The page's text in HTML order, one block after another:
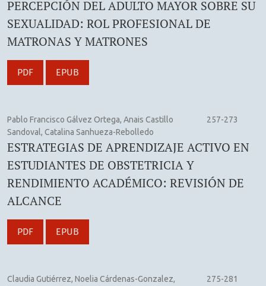
PERCEPCIÓN DEL ADULTO MAYOR SOBRE SU
SEXUALIDAD: ROL PROFESIONAL DE
MATRONAS Y MATRONES
PDF EPUB
Pablo Francisco Gálvez Ortega, Anais Castillo
Sandoval, Catalina Sanhueza-Rebolledo
257-273
ESTRATEGIAS DE APRENDIZAJE ACTIVO EN
ESTUDIANTES DE OBSTETRICIA Y
RENDIMIENTO ACADÉMICO: REVISIÓN DE
ALCANCE
PDF EPUB
Claudia Gutiérrez, Noelia Cárdenas-Gonzalez,
275-281